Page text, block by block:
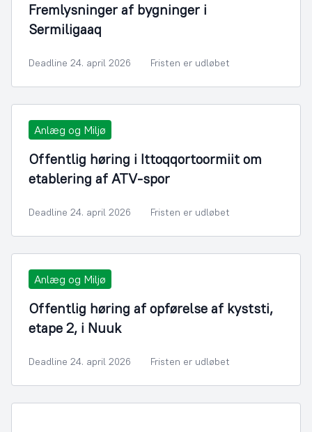
Fremlysninger af bygninger i
Sermiligaaq
Deadline 24. april 2026 Fristen er udløbet
Anlæg og Miljø
Offentlig høring i Ittoqqortoormiit om
etablering af ATV-spor
Deadline 24. april 2026 Fristen er udløbet
Anlæg og Miljø
Offentlig høring af opførelse af kyststi,
etape 2, i Nuuk
Deadline 24. april 2026 Fristen er udløbet